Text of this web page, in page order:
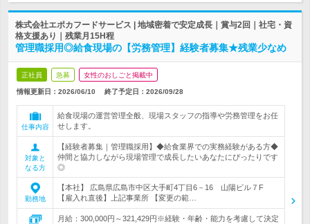
株式会社エポカフードサービス | 地域密着で安定成長｜賞与2回｜社宅・資
格支援あり｜残業月15H程
管理職採用◎給食現場の【労務管理】経験者募集★残業少なめ
正社員 急募 女性のおしごと掲載中
情報更新日：2026/06/10 終了予定日： 2026/09/28
仕事内容
給食現場の運営管理全般、現場スタッフの指導や労務管理をお任
せします。
対象と
なる方
【経験者募集｜管理職採用】◆給食業界での実務経験がある方◆
仲間と協力しながら現場管理で成長したいあなたにぴったりです
◎
勤務地
【本社】 広島県広島市中区大手町4丁目6－16 山陽ビル７F
【雇入れ直後】上記事業所 【変更の範…
月給：300,000円～321,429円※経験・年齢・能力を考慮して決定